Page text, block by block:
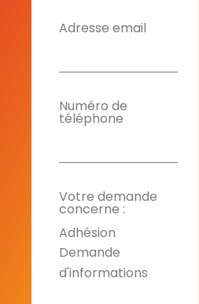
Adresse email
Numéro de
téléphone
Votre demande
concerne :
Adhésion
Demande
d'informations